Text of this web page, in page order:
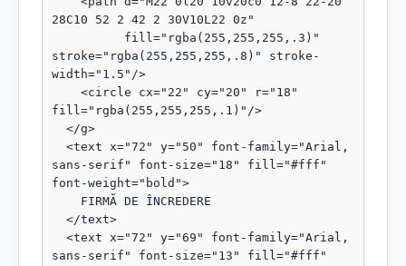
28C10 52 2 42 2 30V10L22 0z"
stroke="rgba(255,255,255,.8)" stroke-
width="1.5"/>
fill="rgba(255,255,255,.1)"/>
sans-serif" font-size="18" fill="#fff"
font-weight="bold">
sans-serif" font-size="13" fill="#fff"